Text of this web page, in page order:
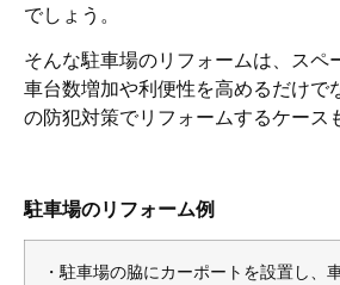
でしょう。
そんな駐車場のリフォームは、スペ
車台数増加や利便性を高めるだけで
の防犯対策でリフォームするケース
駐車場のリフォーム例
・駐車場の脇にカーポートを設置し、